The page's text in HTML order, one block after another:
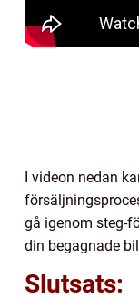
I videon nedan
gå igenom steg-
din begagnade
Slutsats: